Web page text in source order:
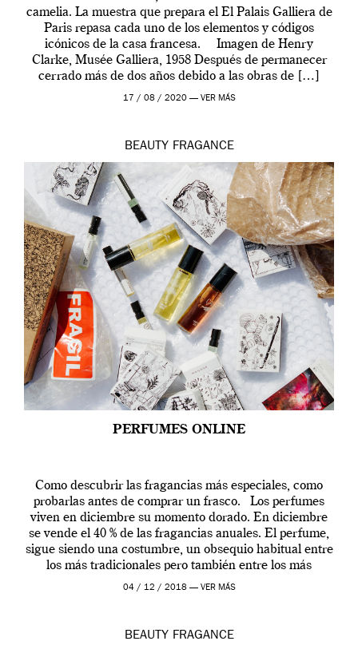
camelia. La muestra que prepara el El Palais Galliera de
Paris repasa cada uno de los elementos y códigos
icónicos de la casa francesa. Imagen de Henry
Clarke, Musée Galliera, 1958 Después de permanecer
cerrado más de dos años debido a las obras de […]
17 / 08 / 2020 — VER MÁS
BEAUTY FRAGANCE
PERFUMES ONLINE
Como descubrir las fragancias más especiales, como
probarlas antes de comprar un frasco. Los perfumes
viven en diciembre su momento dorado. En diciembre
se vende el 40 % de las fragancias anuales. El perfume,
sigue siendo una costumbre, un obsequio habitual entre
los más tradicionales pero también entre los más
modernos. Estos días ha […]
04 / 12 / 2018 — VER MÁS
BEAUTY FRAGANCE